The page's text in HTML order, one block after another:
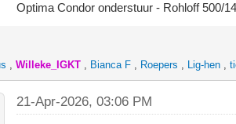
Optima Condor onderstuur - Rohloff 500/
, Willeke_IGKT , Bianca F , Roepers , Lig-hen ,
21-Apr-2026, 03:06 PM